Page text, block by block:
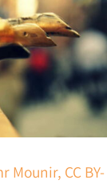
Mounir, CC BY-